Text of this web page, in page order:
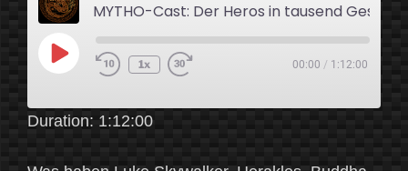
Play
Episode
1x 00:00 / 1:12:00
Duration: 1:12:00